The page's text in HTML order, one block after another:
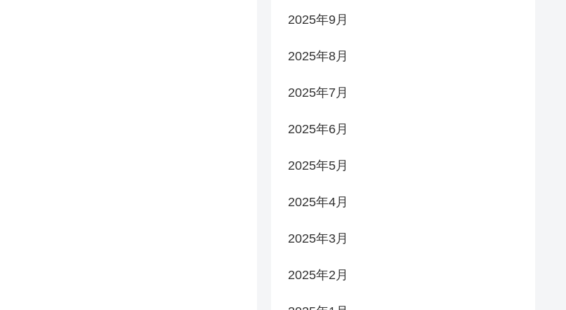
2025年9月
2025年8月
2025年7月
2025年6月
2025年5月
2025年4月
2025年3月
2025年2月